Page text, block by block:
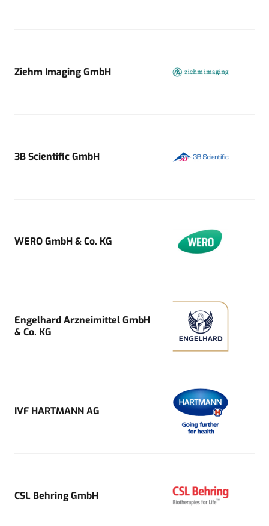
Ziehm Imaging GmbH
3B Scientific GmbH
WERO GmbH & Co. KG
Engelhard Arzneimittel GmbH
& Co. KG
IVF HARTMANN AG
CSL Behring GmbH